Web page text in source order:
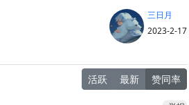
三日月
2023-2-17
活跃 最新 赞同率